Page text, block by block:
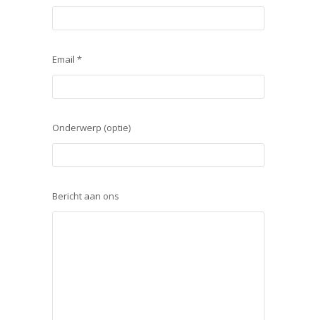
Email *
Onderwerp (optie)
Bericht aan ons